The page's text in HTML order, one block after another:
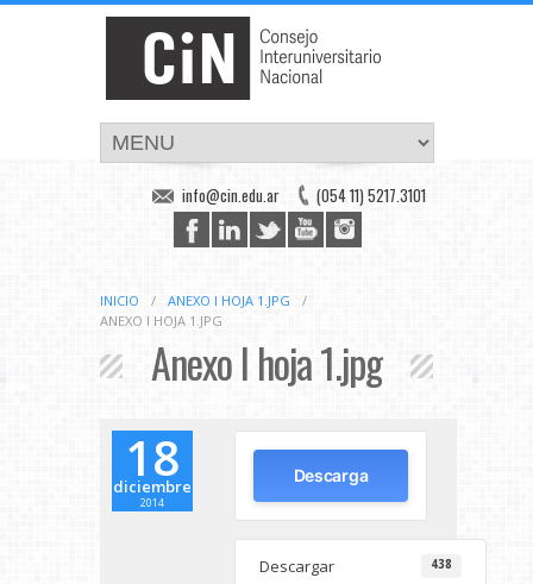
(054 11) 5217.3101
info@cin.edu.ar
INICIO / ANEXO I HOJA 1.JPG
/
ANEXO I HOJA 1.JPG
Anexo I hoja 1.jpg
18
diciembre
2014
Descarga
Descargar 438